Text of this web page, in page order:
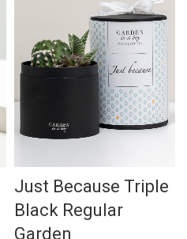
Just Because Triple
Black Regular
Garden